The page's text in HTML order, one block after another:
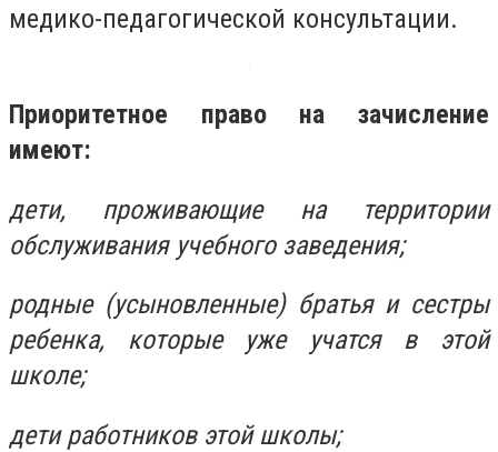
медико-педагогической консультации.
Приоритетное право на зачисление
имеют:
дети, проживающие на территории
обслуживания учебного заведения;
родные (усыновленные) братья и сестры
ребенка, которые уже учатся в этой
школе;
дети работников этой школы;